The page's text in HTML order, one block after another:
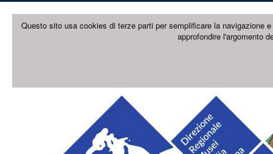
Questo sito usa cookies di terze parti per semplificare la navigazione
approfondire l'argomento